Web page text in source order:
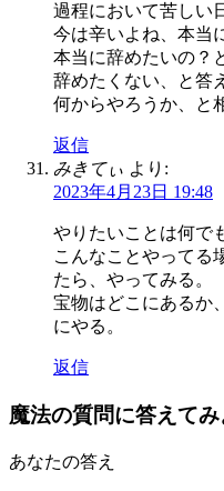
過程において苦しい
今は辛いよね、本当
本当に辞めたいの？
辞めたくない、と答
何からやろうか、と
返信
みきてぃ より:
2023年4月23日 19:48
やりたいことは何で
こんなことやってる
たら、やってみる。
宝物はどこにあるか
にやる。
返信
魔法の質問に答えてみ
あなたの答え